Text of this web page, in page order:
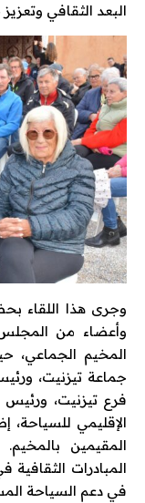
البعد الثقافي
وجرى هذا اللقاء
وأعضاء من
المخيم الجماعي،
جماعة تيزنيت،
فرع تيزنيت،
الإقليمي للسياحة،
المقيمين
المبادرات الثقافية
في دعم السياحة